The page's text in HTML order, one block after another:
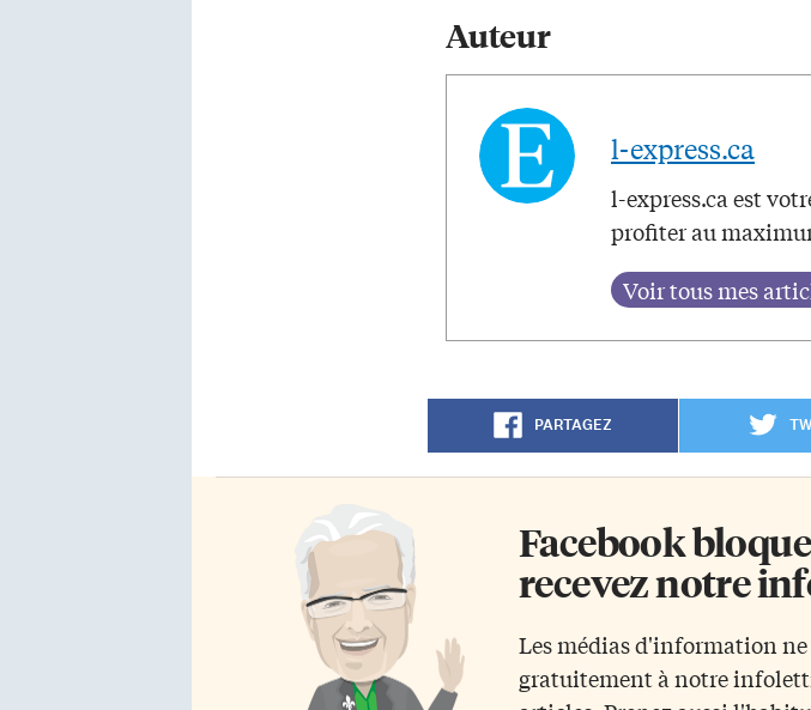
Auteur
l-express.ca
l-express.ca est
profiter au
PARTAGEZ
Facebook
recevez notre
Les médias d'information ne
gratuitement à notre